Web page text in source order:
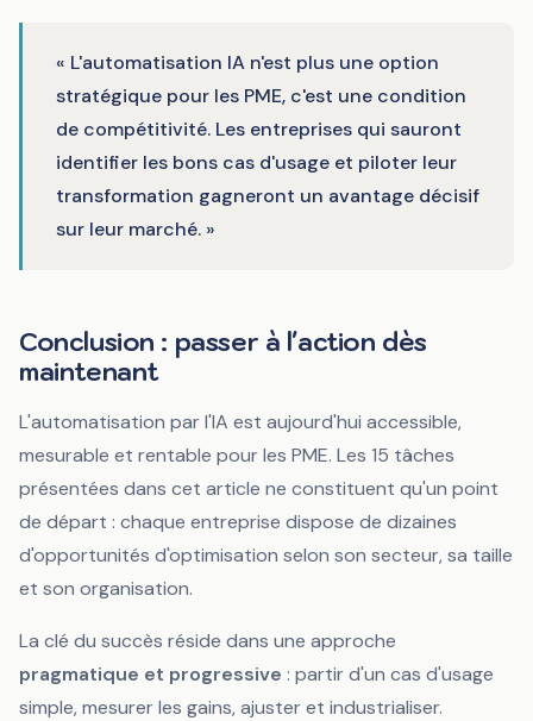
« L'automatisation IA n'est plus une option
stratégique pour les PME, c'est une condition
de compétitivité. Les entreprises qui sauront
identifier les bons cas d'usage et piloter leur
transformation gagneront un avantage décisif
sur leur marché. »
Conclusion : passer à l'action dès
maintenant
L'automatisation par l'IA est aujourd'hui accessible,
mesurable et rentable pour les PME. Les 15 tâches
présentées dans cet article ne constituent qu'un point
de départ : chaque entreprise dispose de dizaines
d'opportunités d'optimisation selon son secteur, sa taille
et son organisation.
La clé du succès réside dans une approche
pragmatique et progressive : partir d'un cas d'usage
simple, mesurer les gains, ajuster et industrialiser.